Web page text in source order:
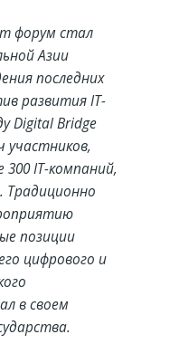
форум стал
Азии
последних
развития IT-
Digital Bridge
участников,
IT-компаний,
Традиционно
позиции
цифрового и
в своем